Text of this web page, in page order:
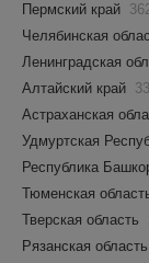
Пермский край
Челябинская
Ленинградская
Алтайский край
Астраханская
Удмуртская
Республика
Тюменская
Тверская область
Рязанская область